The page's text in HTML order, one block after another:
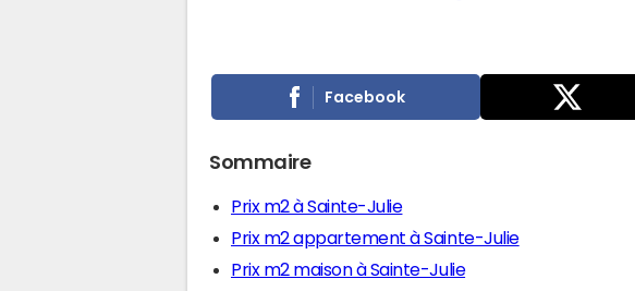
Facebook
Sommaire
Prix m2 à Sainte-Julie
Prix m2 appartement à Sainte-Julie
Prix m2 maison à Sainte-Julie